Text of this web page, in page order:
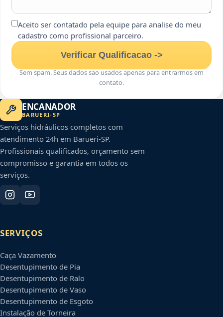
Aceito ser contatado pela equipe para analise do meu
cadastro como profissional parceiro.
Verificar Qualificacao ->
Sem spam. Seus dados sao usados apenas para entrarmos em
contato.
ENCANADOR
BARUERI-SP
Serviços hidráulicos completos com
atendimento 24h em Barueri-SP.
Profissionais qualificados, orçamento sem
compromisso e garantia em todos os
serviços.
SERVIÇOS
Caça Vazamento
Desentupimento de Pia
Desentupimento de Ralo
Desentupimento de Vaso
Desentupimento de Esgoto
Instalação de Torneira